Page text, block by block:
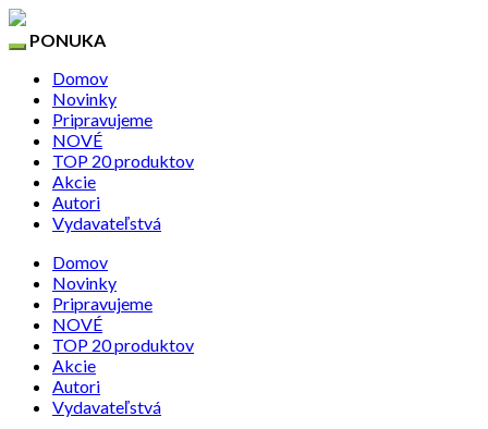
PONUKA
Domov
Novinky
Pripravujeme
NOVÉ
TOP 20 produktov
Akcie
Autori
Vydavateľstvá
Domov
Novinky
Pripravujeme
NOVÉ
TOP 20 produktov
Akcie
Autori
Vydavateľstvá